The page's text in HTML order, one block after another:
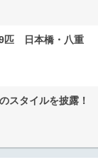
匹 日本橋・八重
スタイルを披露！